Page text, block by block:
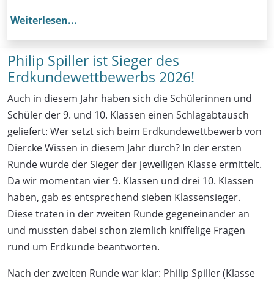
Weiterlesen...
Philip Spiller ist Sieger des
Erdkundewettbewerbs 2026!
Auch in diesem Jahr haben sich die Schülerinnen und
Schüler der 9. und 10. Klassen einen Schlagabtausch
geliefert: Wer setzt sich beim Erdkundewettbewerb von
Diercke Wissen in diesem Jahr durch? In der ersten
Runde wurde der Sieger der jeweiligen Klasse ermittelt.
Da wir momentan vier 9. Klassen und drei 10. Klassen
haben, gab es entsprechend sieben Klassensieger.
Diese traten in der zweiten Runde gegeneinander an
und mussten dabei schon ziemlich kniffelige Fragen
rund um Erdkunde beantworten.
Nach der zweiten Runde war klar: Philip Spiller (Klasse